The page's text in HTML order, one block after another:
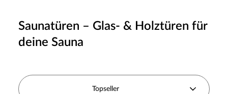
Saunatüren – Glas- & Holztüren für
deine Sauna
Topseller